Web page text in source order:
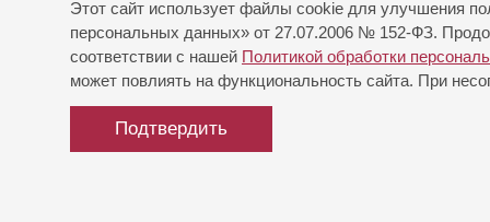
Этот сайт использует файлы cookie для улучшения
персональных данных» от 27.07.2006 № 152-ФЗ.
соответствии с нашей Политикой обработки
может повлиять на функциональность сайта. При
Подтвердить